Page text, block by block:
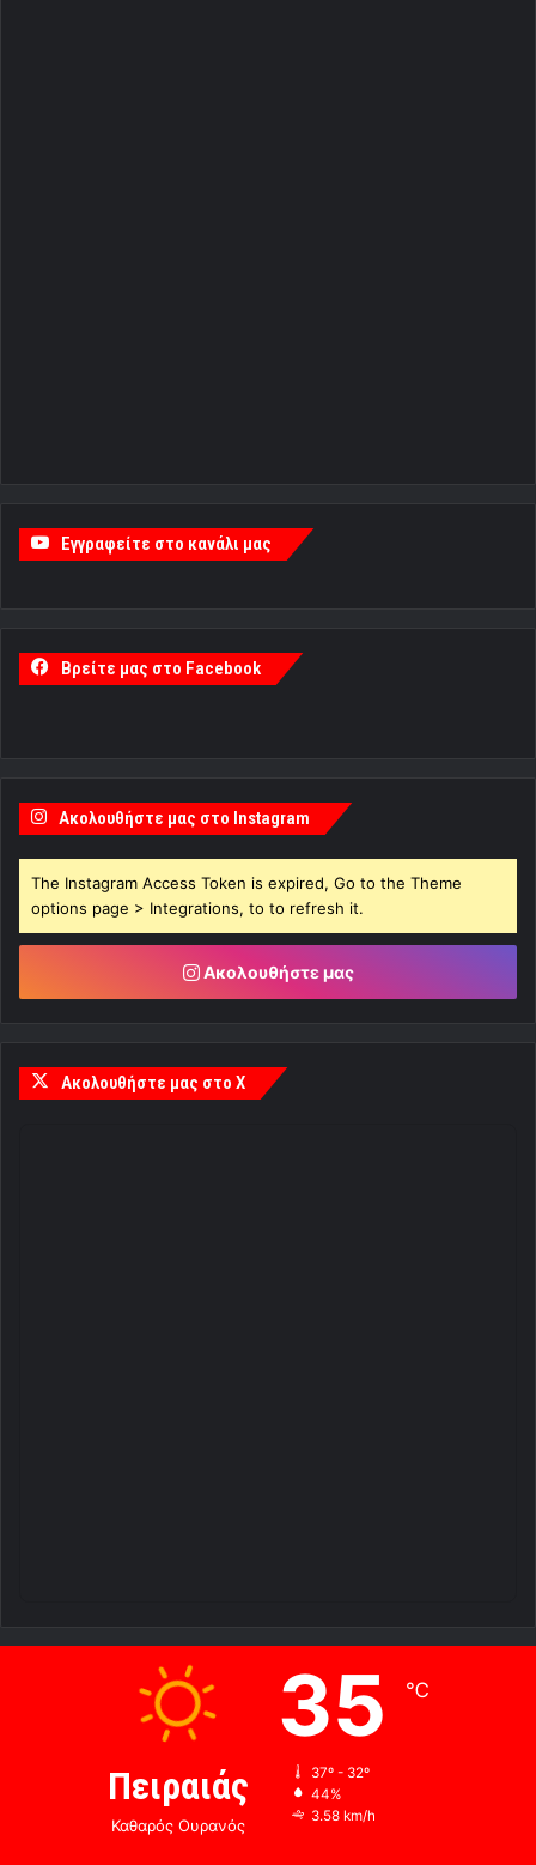
Εγγραφείτε στο κανάλι μας
Βρείτε μας στο Facebook
Ακολουθήστε μας στο Instagram
The Instagram Access Token is expired, Go to the Theme
options page > Integrations, to to refresh it.
Ακολουθήστε μας
Ακολουθήστε μας στο X
Πειραιάς
Καθαρός Ουρανός
35 ℃
37º - 32º
44%
3.58 km/h